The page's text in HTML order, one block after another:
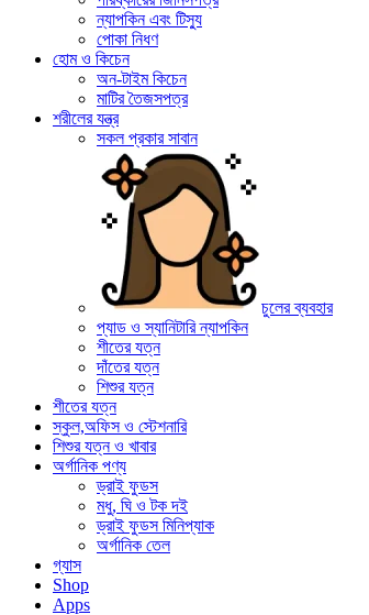
ন্যাপকিন এবং টিস্যু
পোকা নিধণ
হোম ও কিচেন
অন-টাইম কিচেন
মাটির তৈজসপত্র
শরীলের যন্ত্র
সকল প্রকার সাবান
চুলের ব্যবহার
প্যাড ও স্যানিটারি ন্যাপকিন
শীতের যত্ন
দাঁতের যত্ন
শিশুর যত্ন
শীতের যত্ন
স্কুল,অফিস ও স্টেশনারি
শিশুর যত্ন ও খাবার
অর্গানিক পণ্য
ড্রাই ফুডস
মধু, ঘি ও টক দই
ড্রাই ফুডস মিনিপ্যাক
অর্গানিক তেল
গ্যাস
Shop
Apps